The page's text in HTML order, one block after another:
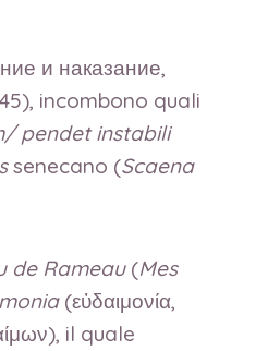
и наказание,
incombono quali
pendet instabili
senecano (Scaena
de Rameau(Mes
(εὐδαιμονία,
il quale